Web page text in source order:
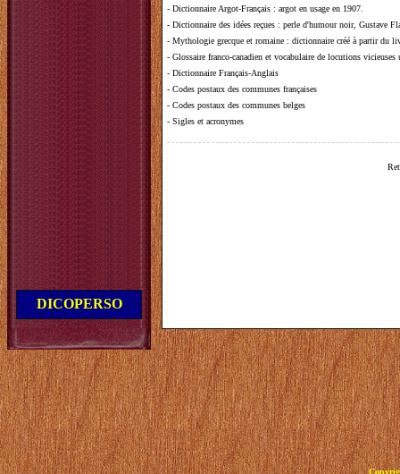
DICOPERSO
- Dictionnaire Argot-Français : argot en usage en 1907.
- Dictionnaire des idées reçues : perle d'humour noir, Gustave
- Mythologie grecque et romaine : dictionnaire créé à partir du
- Glossaire franco-canadien et vocabulaire de locutions vicieuses
- Dictionnaire Français-Anglais
- Codes postaux des communes françaises
- Codes postaux des communes belges
- Sigles et acronymes